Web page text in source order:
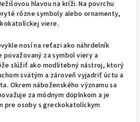
hlavou na kríži. Na povrchu
rôzne symboly alebo ornamenty,
viere.
nosí na reťazi ako náhrdelník
považovaný za symbol viery a
slúžiť ako modlitebný nástroj, ktorý
svätým a zároveň vyjadriť úctu a
Okrem náboženského významu sa
za módnym doplnkom a je
pre osoby s greckokatolíckym